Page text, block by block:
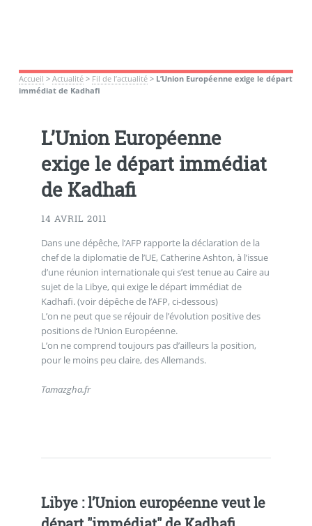
Accueil > Actualité> Fil de l’actualité> L’Union Européenne exige le départ
immédiat de Kadhafi
L’Union Européenne
exige le départ immédiat
de Kadhafi
14 AVRIL 2011
Dans une dépêche, l’AFP rapporte la déclaration de la
chef de la diplomatie de l’UE, Catherine Ashton, à l’issue
d’une réunion internationale qui s’est tenue au Caire au
sujet de la Libye, qui exige le départ immédiat de
Kadhafi. (voir dépêche de l’AFP, ci-dessous)
L’on ne peut que se réjouir de l’évolution positive des
positions de l’Union Européenne.
L’on ne comprend toujours pas d’ailleurs la position,
pour le moins peu claire, des Allemands.
Tamazgha.fr
Libye : l’Union européenne veut le